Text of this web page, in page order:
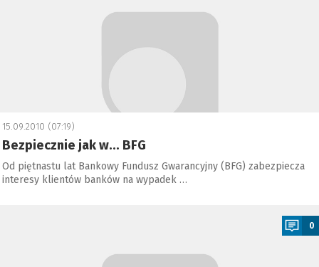
15.09.2010 (07:19)
Bezpiecznie jak w… BFG
Od piętnastu lat Bankowy Fundusz Gwarancyjny (BFG) zabezpiecza
interesy klientów banków na wypadek …
0